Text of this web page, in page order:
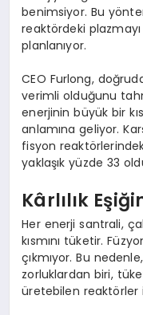
benimsiyor. Bu
reaktördeki plazmayı
planlanıyor.
CEO Furlong,
verimli olduğunu
enerjinin büyük bir
anlamına geliyor.
fisyon
yaklaşık yüzde 33
Kârlılık
Her enerji santrali,
kısmını tüketir.
çıkmıyor. Bu
zorluklardan biri,
üretebilen reaktörler